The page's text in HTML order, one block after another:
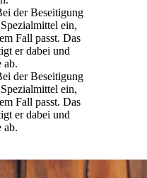
der Beseitigung
ein,
Fall passt. Das
er dabei und
ab.
der Beseitigung
ein,
Fall passt. Das
er dabei und
ab.